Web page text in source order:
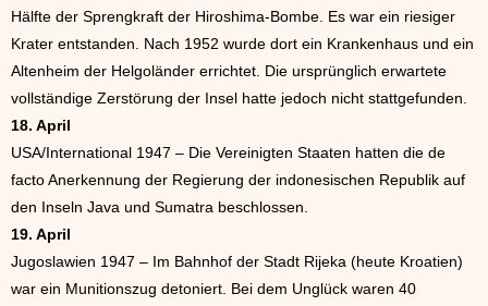
Hälfte der Sprengkraft der Hiroshima-Bombe. Es war ein riesiger
Krater entstanden. Nach 1952 wurde dort ein Krankenhaus und ein
Altenheim der Helgoländer errichtet. Die ursprünglich erwartete
vollständige Zerstörung der Insel hatte jedoch nicht stattgefunden.
18. April
USA/International 1947 – Die Vereinigten Staaten hatten die de
facto Anerkennung der Regierung der indonesischen Republik auf
den Inseln Java und Sumatra beschlossen.
19. April
Jugoslawien 1947 – Im Bahnhof der Stadt Rijeka (heute Kroatien)
war ein Munitionszug detoniert. Bei dem Unglück waren 40